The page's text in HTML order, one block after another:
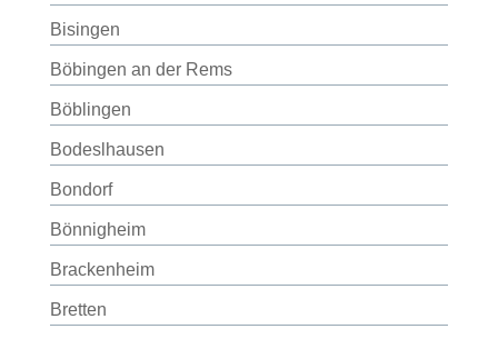
Bisingen
Böbingen an der Rems
Böblingen
Bodeslhausen
Bondorf
Bönnigheim
Brackenheim
Bretten